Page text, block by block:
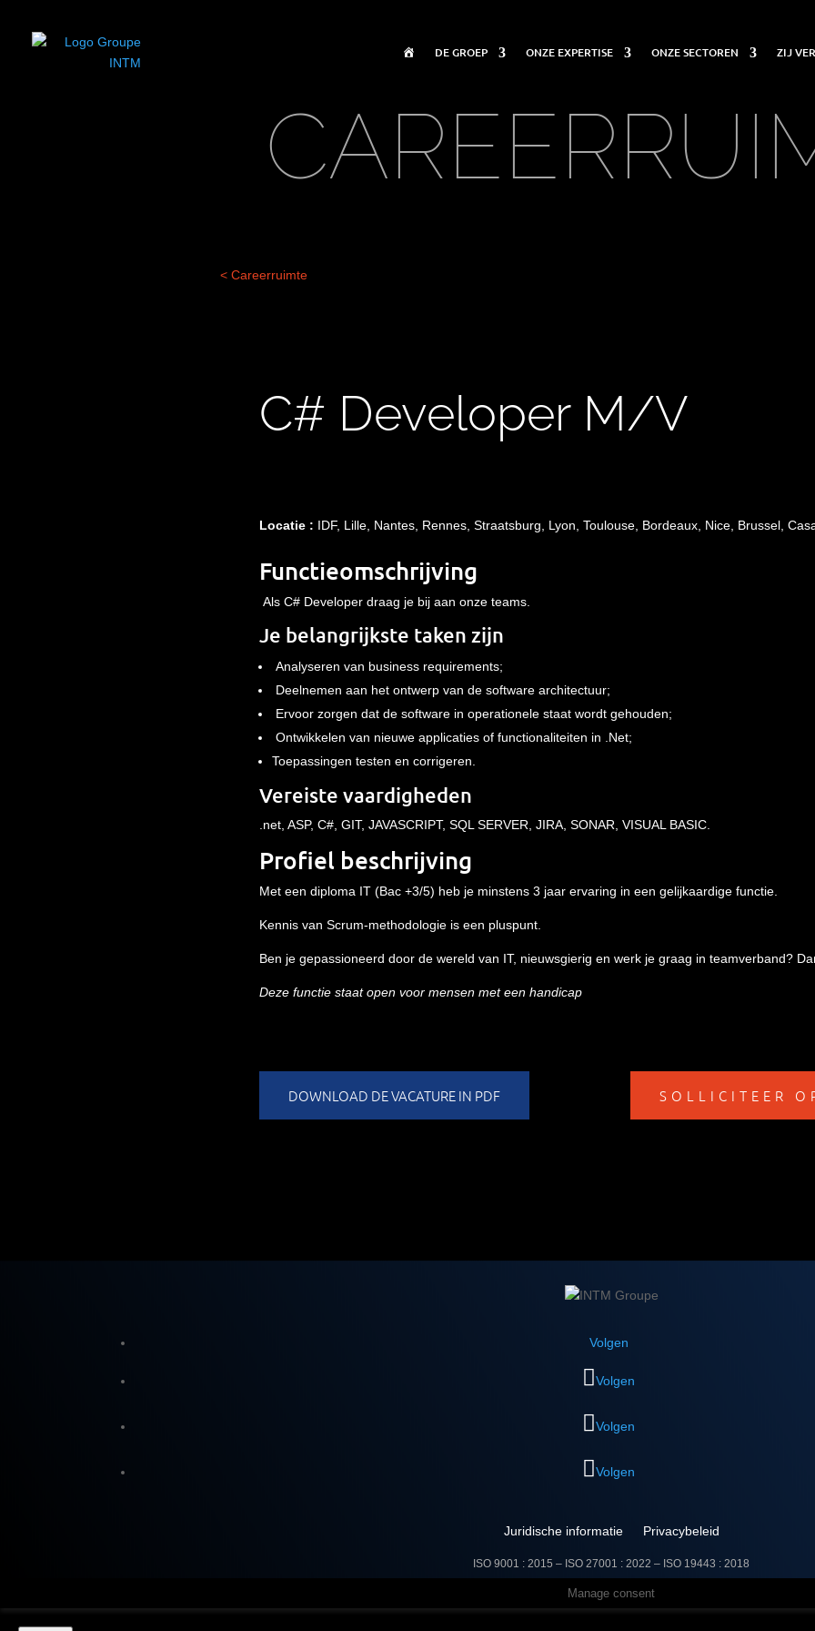
WELKOMDE GROEP ONZE EXPERTISE ONZE SECTOREN ZIJ
< Careerruimte
C# DeveloperM/V
Locatie : IDF, Lille, Nantes, Rennes, Straatsburg , Lyon, Toulouse, Bordeaux, Nice, Brussel,
Functieomschrijving
Als C# Developer draag je bij aan onze teams.
Je belangrijkste taken zijn
Analyseren van business requirements;
Deelnemen aan het ontwerp van de software architectuur;
Ervoor zorgen dat de software in operationele staat wordt gehouden;
Ontwikkelen van nieuwe applicaties of functionaliteiten in .Net;
Toepassingen testen en corrigeren.
Vereiste vaardigheden
.net, ASP, C#, GIT, JAVASCRIPT, SQL SERVER, JIRA, SONAR, VISUAL BASIC.
Profiel beschrijving
Met een diploma IT (Bac +3/5) heb je minstens 3 jaar ervaring in een gelijkaardige functie.
Kennis van Scrum-methodologie is een pluspunt.
Ben je gepassioneerd door de wereld van IT, nieuwsgierig en werk je graag in teamverband?
Deze functie staat open voor mensen met een handicap
DOWNLOAD DE VACATURE IN PDF SOLLICITEER
Volgen
Volgen
Volgen
Volgen
Juridische informatie Privacybeleid
ISO 9001 : 2015 – ISO 27001 : 2022 – ISO 19443 : 2018
Manage consent